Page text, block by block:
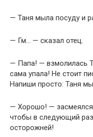
— Таня мыла посуду и
— Гм… — сказал отец.
— Папа! — взмолилась
сама упала! Не стоит
Напиши просто: Таня
— Хорошо! —
чтобы в следующий
осторожней!